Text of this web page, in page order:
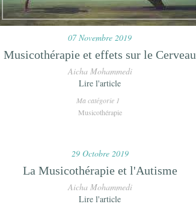
07 Novembre 2019
Musicothérapie et effets sur le Cerveau
Aicha Mohammedi
Lire l'article
Ma catégorie 1
Musicothérapie
29 Octobre 2019
La Musicothérapie et l'Autisme
Aicha Mohammedi
Lire l'article